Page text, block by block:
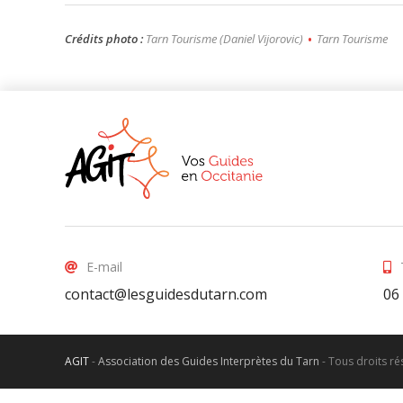
Crédits photo : Tarn Tourisme (Daniel Vijorovic) • Tarn Tourisme
E-mail
contact@lesguidesdutarn.com 06
AGIT-Association des Guides Interprètes du Tarn -Tous droits